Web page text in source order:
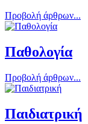
Προβολή άρθρων...
Παθολογία
Προβολή άρθρων...
Παιδιατρική